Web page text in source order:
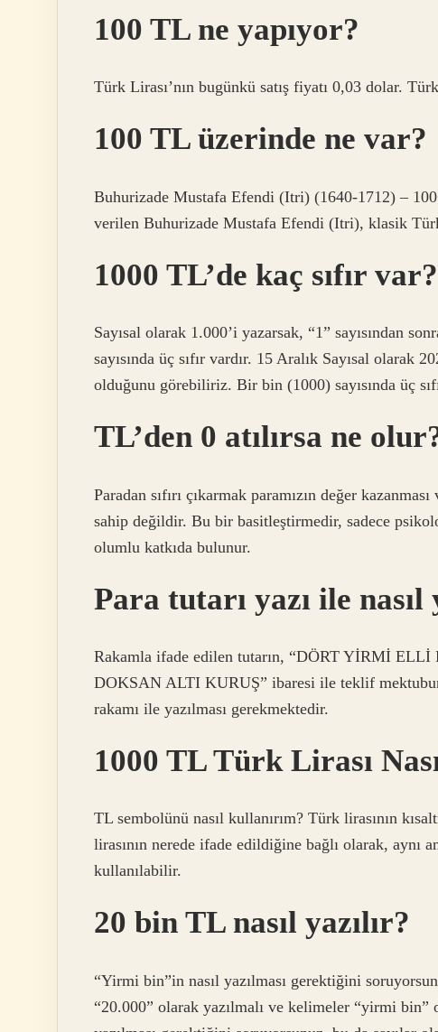
100 TL ne yapıyor?
Türk Lirası’nın bugünkü satış fiyatı 0,03 dolar.
100 TL üzerinde ne var?
Buhurizade Mustafa Efendi (Itri) (1640-1712) –
verilen Buhurizade Mustafa Efendi (Itri), klasik
1000 TL’de kaç sıfır var?
Sayısal olarak 1.000’i yazarsak, “1” sayısından
sayısında üç sıfır vardır. 15 Aralık Sayısal olarak
olduğunu görebiliriz. Bir bin (1000) sayısında üç
TL’den 0 atılırsa ne
Paradan sıfırı çıkarmak paramızın değer
sahip değildir. Bu bir basitleştirmedir, sadece
olumlu katkıda bulunur.
Para tutarı yazı ile nasıl
Rakamla ifade edilen tutarın, “DÖRT YİRMİ
DOKSAN ALTI KURUŞ” ibaresi ile teklif
rakamı ile yazılması gerekmektedir.
1000 TL Türk Lirası
TL sembolünü nasıl kullanırım? Türk lirasının
lirasının nerede ifade edildiğine bağlı olarak, aynı
kullanılabilir.
20 bin TL nasıl yazılır?
“Yirmi bin”in nasıl yazılması gerektiğini
“20.000” olarak yazılmalı ve kelimeler “yirmi